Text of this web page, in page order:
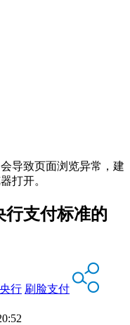
导致页面浏览异常，建
打开。
行支付标准的
央行 刷脸支付